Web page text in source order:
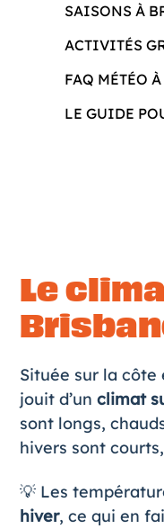
SAISONS À
ACTIVITÉS
FAQ MÉTÉO
LE GUIDE
Le
Située sur la côte
jouit d’un climat
sont longs,
hivers sont
💡 Les
hiver, ce qui en